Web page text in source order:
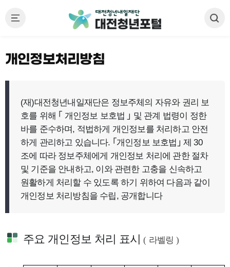
개인정보처리방침
(재)대전청년내일재단은 정보주체의 자유와 권리 보
호를 위해 ｢ 개인정보 보호법 ｣ 및 관계 법령이 정한
바를 준수하며, 적법하게 개인정보를 처리하고 안전
하게 관리하고 있습니다. ｢개인정보 보호법｣ 제 30
조에 따라 정보주체에게 개인정보 처리에 관한 절차
및 기준을 안내하고, 이와 관련한 고충을 신속하고
원활하게 처리할 수 있도록 하기 위하여 다음과 같이
개인정보 처리방침을 수립, 공개합니다
주요 개인정보 처리 표시 ( 라벨링 )